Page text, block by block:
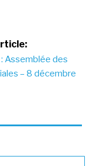
Assemblée des
– 8 décembre